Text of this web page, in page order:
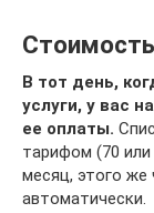
Стоимость
В тот день,
услуги, у вас
ее оплаты.
тарифом (70
месяц, этого же
автоматически.